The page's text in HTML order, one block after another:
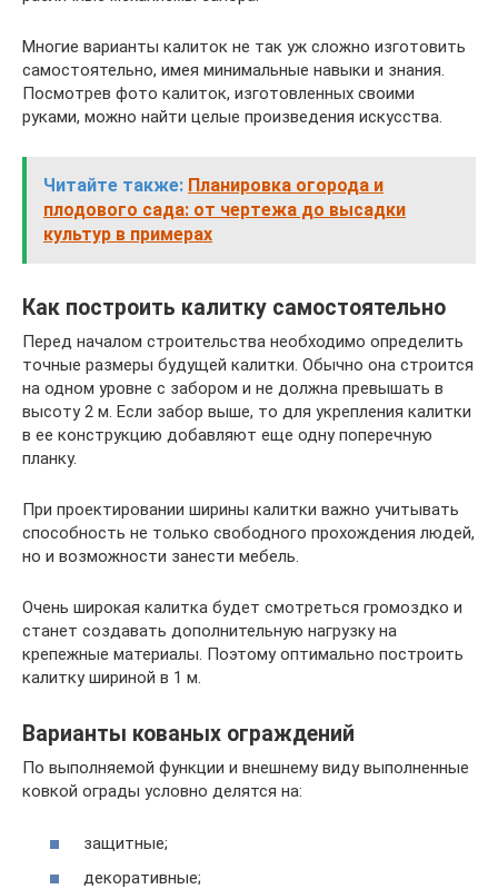
Многие варианты калиток не так уж сложно изготовить
самостоятельно, имея минимальные навыки и знания.
Посмотрев фото калиток, изготовленных своими
руками, можно найти целые произведения искусства.
Читайте также: Планировка огорода и
плодового сада: от чертежа до высадки
культур в примерах
Как построить калитку самостоятельно
Перед началом строительства необходимо определить
точные размеры будущей калитки. Обычно она строится
на одном уровне с забором и не должна превышать в
высоту 2 м. Если забор выше, то для укрепления калитки
в ее конструкцию добавляют еще одну поперечную
планку.
При проектировании ширины калитки важно учитывать
способность не только свободного прохождения людей,
но и возможности занести мебель.
Очень широкая калитка будет смотреться громоздко и
станет создавать дополнительную нагрузку на
крепежные материалы. Поэтому оптимально построить
калитку шириной в 1 м.
Варианты кованых ограждений
По выполняемой функции и внешнему виду выполненные
ковкой ограды условно делятся на:
защитные;
декоративные;